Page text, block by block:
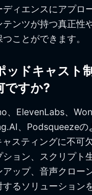
ィエンスにアプロ
ンツが持つ真正性
ことができます。
ッドキャスト
ですか?
、ElevenLabs、
、Podsqueezeの
スティングに不可
ョン、スクリプト
アップ、音声クロー
るソリューション